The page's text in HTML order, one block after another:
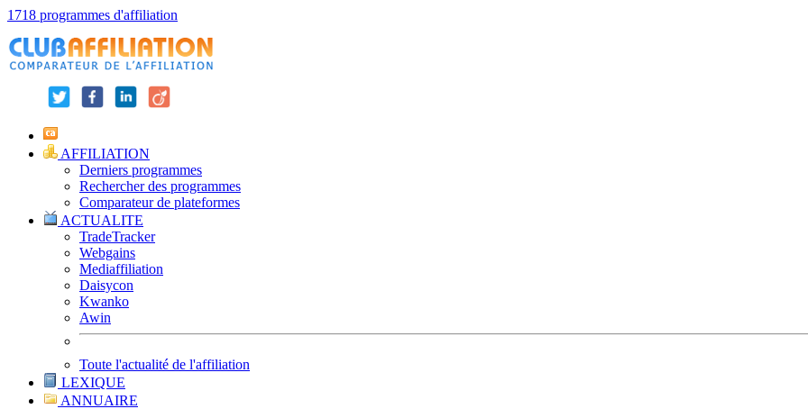
1718 programmes d'affiliation
AFFILIATION
Derniers programmes
Rechercher des programmes
Comparateur de plateformes
ACTUALITE
TradeTracker
Webgains
Mediaffiliation
Daisycon
Kwanko
Awin
Toute l'actualité de l'affiliation
LEXIQUE
ANNUAIRE